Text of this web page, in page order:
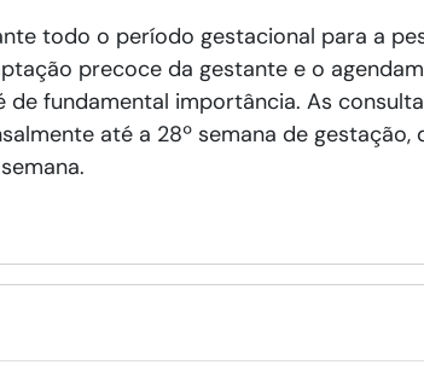
todo o período gestacional para a
precoce da gestante e o
de fundamental importância. As
até a 28º semana de gestação,